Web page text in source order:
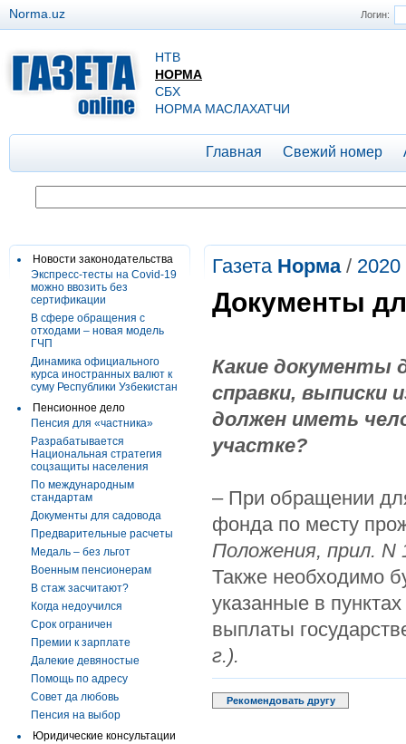
Логин:
Norma.uz
НТВ
НОРМА
СБХ
НОРМА МАСЛАХАТЧИ
Главная Свежий номер
Новости законодательства
Экспресс-тесты на Covid-19
можно ввозить без
сертификации
В сфере обращения с
отходами – новая модель
ГЧП
Динамика официального
курса иностранных валют к
суму Республики Узбекистан
Пенсионное дело
Пенсия для «частника»
Разрабатывается
Национальная стратегия
соцзащиты населения
По международным
стандартам
Документы для садовода
Предварительные расчеты
Медаль – без льгот
Военным пенсионерам
В стаж засчитают?
Когда недоучился
Срок ограничен
Премии к зарплате
Далекие девяностые
Помощь по адресу
Совет да любовь
Пенсия на выбор
Юридические консультации
Газета Норма/ 2020
Документы
Какие документы
справки, выписки
должен иметь
участке?
– При обращении
фонда по месту
Положения, прил. N
Также необходимо
указанные в
выплаты
г.).
Рекомендовать другу